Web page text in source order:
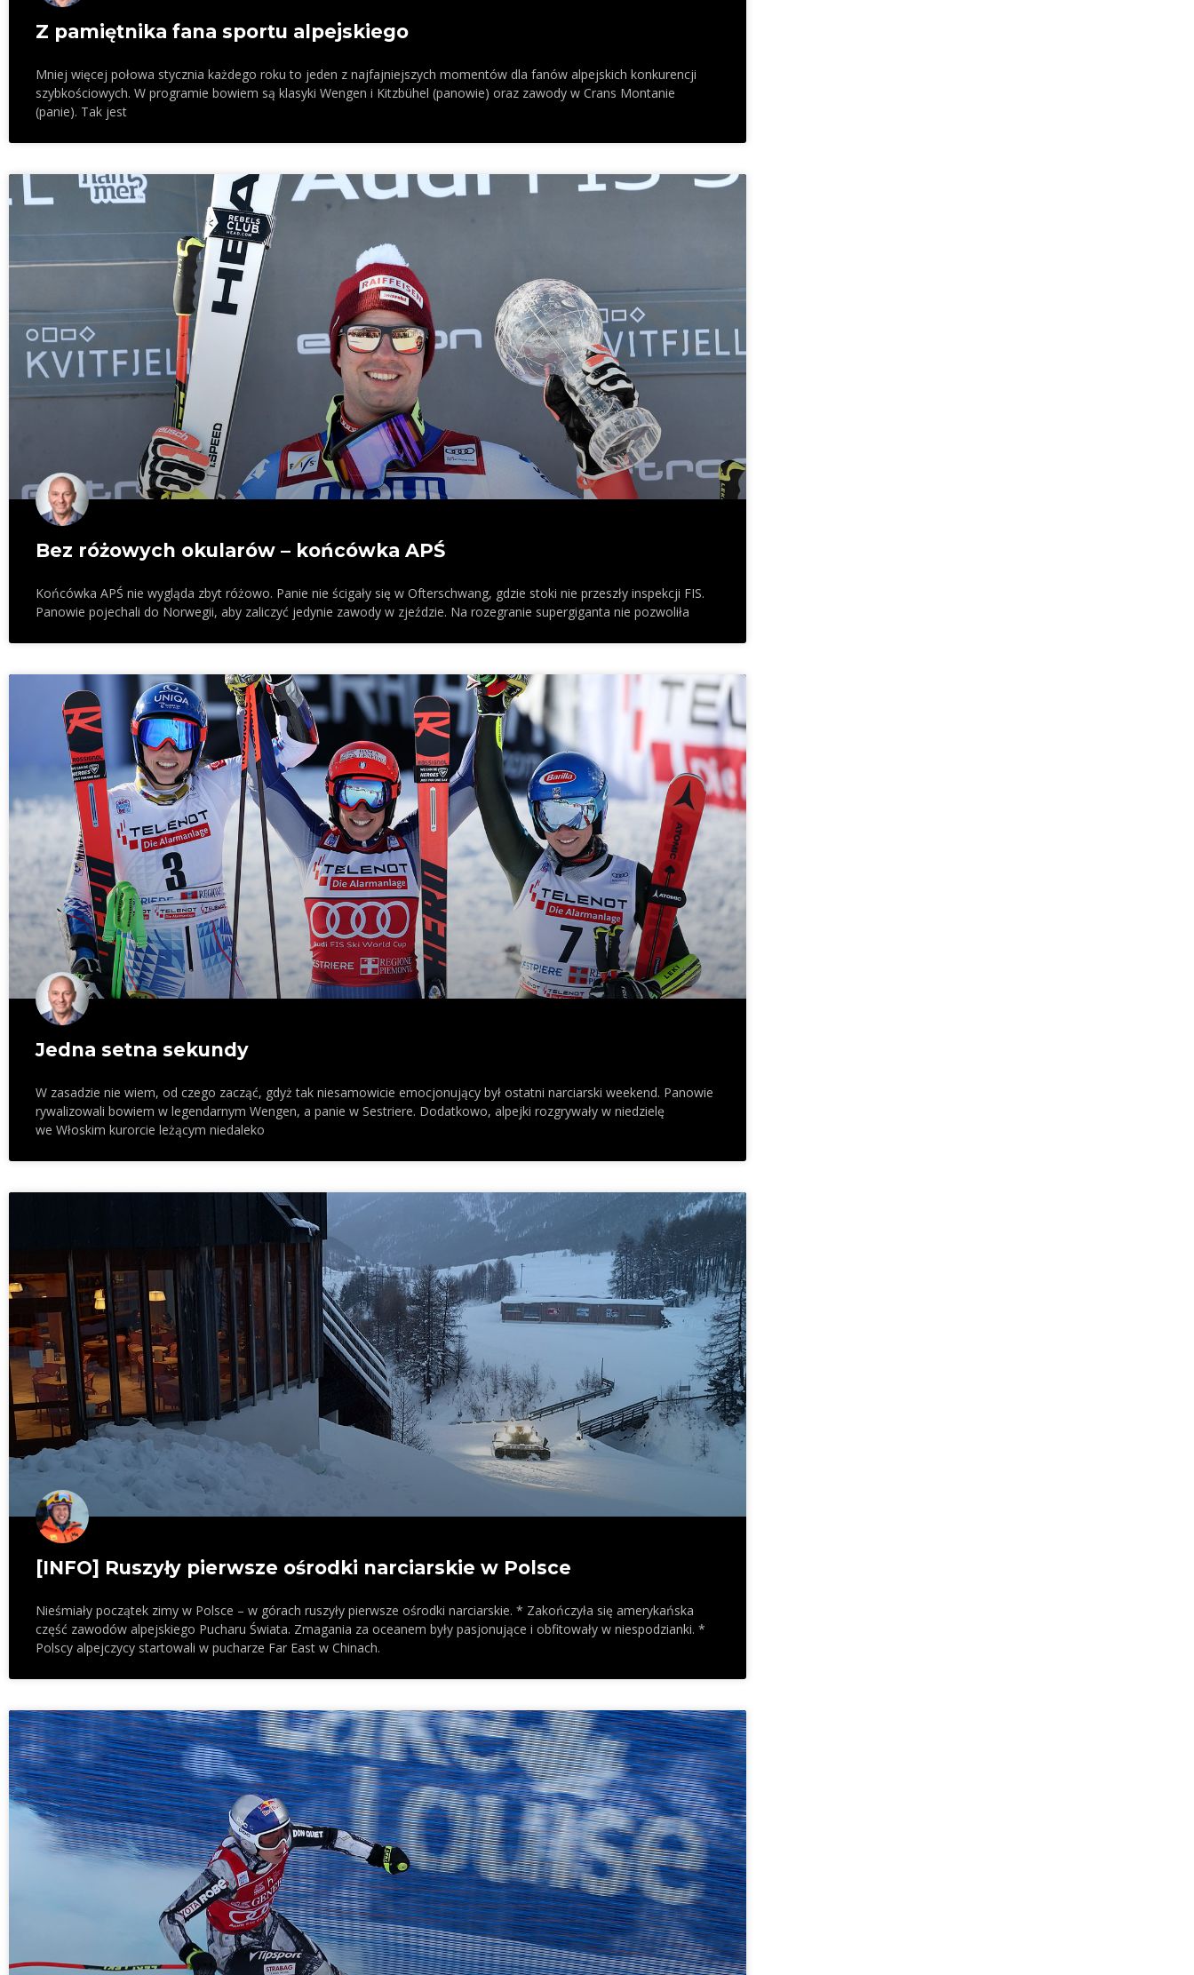
Z pamiętnika fana sportu alpejskiego
Mniej więcej połowa stycznia każdego roku to jeden z najfajniejszych momentów dla fanów alpejskich konkurencji
szybkościowych. W programie bowiem są klasyki Wengen i Kitzbühel (panowie) oraz zawody w Crans Montanie
(panie). Tak jest
Bez różowych okularów – końcówka APŚ
Końcówka APŚ nie wygląda zbyt różowo. Panie nie ścigały się w Ofterschwang, gdzie stoki nie przeszły inspekcji FIS.
Panowie pojechali do Norwegii, aby zaliczyć jedynie zawody w zjeździe. Na rozegranie supergiganta nie pozwoliła
Jedna setna sekundy
W zasadzie nie wiem, od czego zacząć, gdyż tak niesamowicie emocjonujący był ostatni narciarski weekend. Panowie
rywalizowali bowiem w legendarnym Wengen, a panie w Sestriere. Dodatkowo, alpejki rozgrywały w niedzielę
we Włoskim kurorcie leżącym niedaleko
[INFO] Ruszyły pierwsze ośrodki narciarskie w Polsce
Nieśmiały początek zimy w Polsce – w górach ruszyły pierwsze ośrodki narciarskie. * Zakończyła się amerykańska
część zawodów alpejskiego Pucharu Świata. Zmagania za oceanem były pasjonujące i obfitowały w niespodzianki. *
Polscy alpejczycy startowali w pucharze Far East w Chinach.